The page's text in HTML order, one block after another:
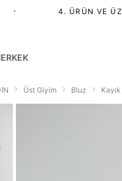
4. ÜRÜN VE
ERKEK
Üst Giyim Bluz